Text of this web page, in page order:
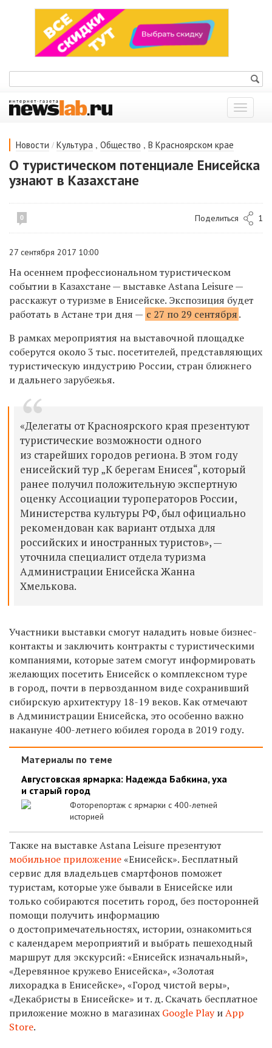
Показать
меню
Новости / Культура , Общество , В Красноярском крае
О туристическом потенциале Енисейска
узнают в Казахстане
0 Поделиться 1
27 сентября 2017 10:00
На осеннем профессиональном туристическом
событии в Казахстане — выставкеAstana Leisure —
расскажут о туризме в Енисейске. Экспозиция будет
работать в Астане три дня — с 27 по 29 сентября.
В рамках мероприятия на выставочной площадке
соберутся около 3 тыс. посетителей, представляющих
туристическую индустрию России, стран ближнего
и дальнего зарубежья.
«Делегаты от Красноярского края презентуют
туристические возможности одного
из старейших городов региона. В этом году
енисейский тур „К берегам Енисея“, который
ранее получил положительную экспертную
оценку Ассоциации туроператоров России,
Министерства культуры РФ, был официально
рекомендован как вариант отдыха для
российских и иностранных туристов», —
уточнила специалист отдела туризма
Администрации Енисейска Жанна
Хмелькова.
Участники выставки смогут наладить новые бизнес-
контакты и заключить контракты с туристическими
компаниями, которые затем смогут информировать
желающих посетить Енисейск о комплексном туре
в город, почти в первозданном виде сохранивший
сибирскую архитектуру 18-19 веков. Как отмечают
в Администрации Енисейска, это особенно важно
накануне 400-летнего юбилея города в 2019 году.
Материалы по теме
Августовская ярмарка: Надежда Бабкина, уха
и старый город
Фоторепортаж с ярмарки с 400-летней
историей
Также на выставкеAstana Leisure презентуют
мобильное приложение«Енисейск». Бесплатный
сервис для владельцев смартфонов поможет
туристам, которые уже бывали в Енисейске или
только собираются посетить город, без посторонней
помощи получить информацию
о достопримечательностях, истории, ознакомиться
с календарем мероприятий и выбрать пешеходный
маршрут для экскурсий: «Енисейск изначальный»,
«Деревянное кружево Енисейска», «Золотая
лихорадка в Енисейске», «Город чистой веры»,
«Декабристы в Енисейске» и т. д. Скачать бесплатное
приложение можно в магазинах Google PlayиApp
Store.